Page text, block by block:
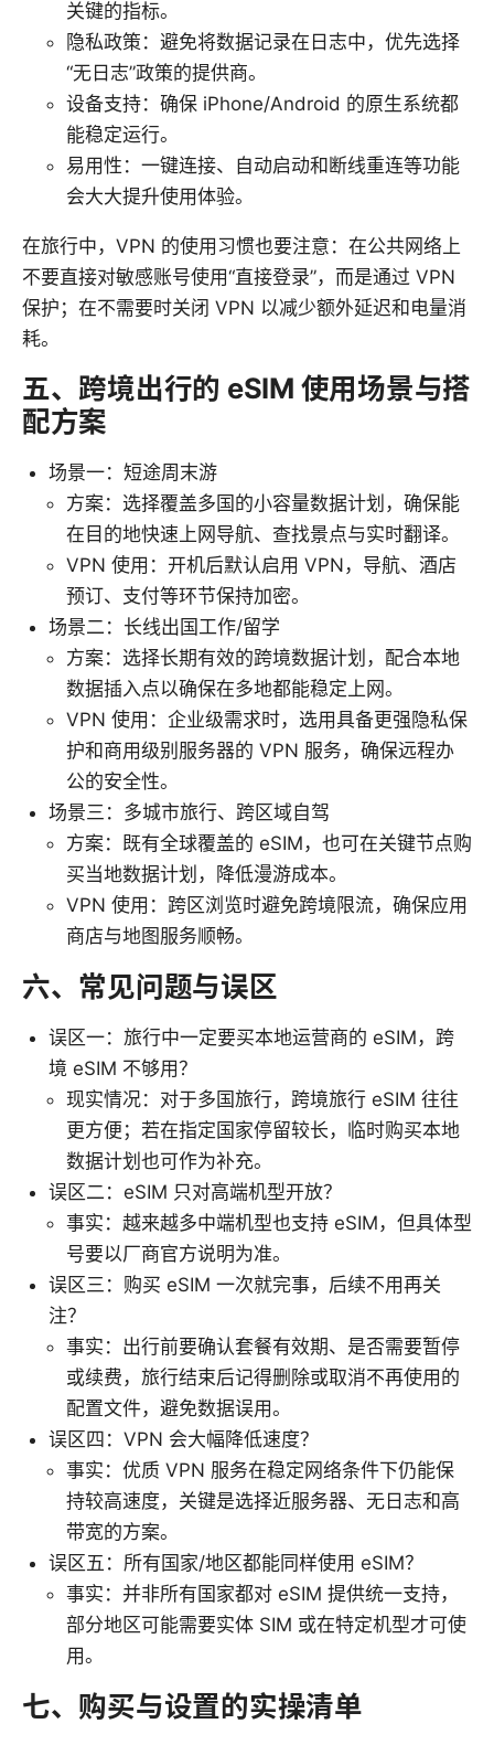
关键的指标。
隐私政策：避免将数据记录在日志中，优先选择
“无日志”政策的提供商。
设备支持：确保 iPhone/Android 的原生系统都
能稳定运行。
易用性：一键连接、自动启动和断线重连等功能
会大大提升使用体验。
在旅行中，VPN 的使用习惯也要注意：在公共网络上
不要直接对敏感账号使用“直接登录”，而是通过 VPN
保护；在不需要时关闭 VPN 以减少额外延迟和电量消
耗。
五、跨境出行的 eSIM 使用场景与搭
配方案
场景一：短途周末游
方案：选择覆盖多国的小容量数据计划，确保能
在目的地快速上网导航、查找景点与实时翻译。
VPN 使用：开机后默认启用 VPN，导航、酒店
预订、支付等环节保持加密。
场景二：长线出国工作/留学
方案：选择长期有效的跨境数据计划，配合本地
数据插入点以确保在多地都能稳定上网。
VPN 使用：企业级需求时，选用具备更强隐私保
护和商用级别服务器的 VPN 服务，确保远程办
公的安全性。
场景三：多城市旅行、跨区域自驾
方案：既有全球覆盖的 eSIM，也可在关键节点购
买当地数据计划，降低漫游成本。
VPN 使用：跨区浏览时避免跨境限流，确保应用
商店与地图服务顺畅。
六、常见问题与误区
误区一：旅行中一定要买本地运营商的 eSIM，跨
境 eSIM 不够用？
现实情况：对于多国旅行，跨境旅行 eSIM 往往
更方便；若在指定国家停留较长，临时购买本地
数据计划也可作为补充。
误区二：eSIM 只对高端机型开放？
事实：越来越多中端机型也支持 eSIM，但具体型
号要以厂商官方说明为准。
误区三：购买 eSIM 一次就完事，后续不用再关
注？
事实：出行前要确认套餐有效期、是否需要暂停
或续费，旅行结束后记得删除或取消不再使用的
配置文件，避免数据误用。
误区四：VPN 会大幅降低速度？
事实：优质 VPN 服务在稳定网络条件下仍能保
持较高速度，关键是选择近服务器、无日志和高
带宽的方案。
误区五：所有国家/地区都能同样使用 eSIM？
事实：并非所有国家都对 eSIM 提供统一支持，
部分地区可能需要实体 SIM 或在特定机型才可使
用。
七、购买与设置的实操清单